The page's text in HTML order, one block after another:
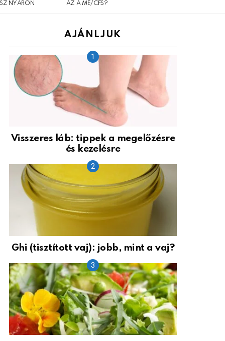
NYÁRON
AZ A ME/CFS?
AJÁNLJUK
Visszeres láb: tippek a megelőzésre
és kezelésre
Ghi (tisztított vaj): jobb, mint a vaj?